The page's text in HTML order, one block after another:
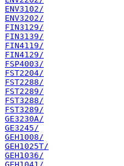
ENV3102/
ENV3202/
FIN3129/
FIN3139/
FIN4119/
FIN4129/
FSP4003/
FST2204/
FST2288/
FST2289/
FST3288/
FST3289/
GE3230A/
GE3245/
GEH1008/
GEH1025T/
GEH1036/